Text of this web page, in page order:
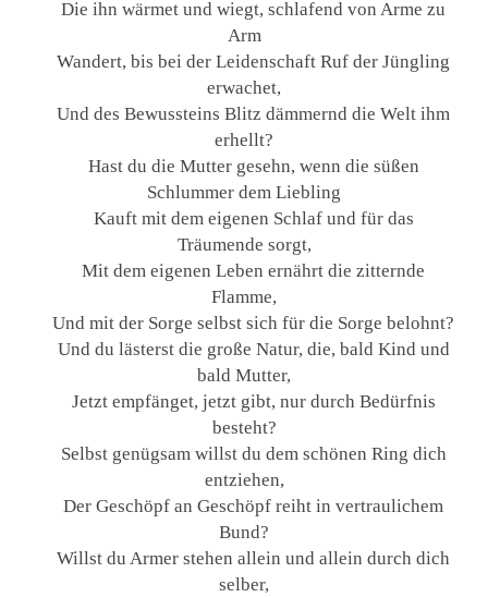
Die ihn wärmet und wiegt, schlafend von Arme zu
Arm
Wandert, bis bei der Leidenschaft Ruf der Jüngling
erwachet,
Und des Bewussteins Blitz dämmernd die Welt ihm
erhellt?
Hast du die Mutter gesehn, wenn die süßen
Schlummer dem Liebling
Kauft mit dem eigenen Schlaf und für das
Träumende sorgt,
Mit dem eigenen Leben ernährt die zitternde
Flamme,
Und mit der Sorge selbst sich für die Sorge belohnt?
Und du lästerst die große Natur, die, bald Kind und
bald Mutter,
Jetzt empfänget, jetzt gibt, nur durch Bedürfnis
besteht?
Selbst genügsam willst du dem schönen Ring dich
entziehen,
Der Geschöpf an Geschöpf reiht in vertraulichem
Bund?
Willst du Armer stehen allein und allein durch dich
selber,